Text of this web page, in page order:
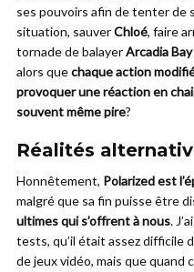
ses pouvoirs afin de tenter de
situation, sauverChloé, faire
tornade de balayerArcadia Bay
alors quechaque action
provoquer une réaction en
souvent même pire?
Réalités
Honnêtement, Polarized est
malgré que sa fin puisse être
ultimes qui s’offrent à nous.
tests, qu’il était assez difficile
de jeux vidéo, mais que quand